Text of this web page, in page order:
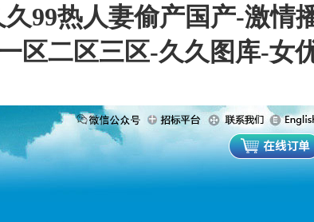
99热人妻偷产国产-激情
区二区三区-久久图库-女